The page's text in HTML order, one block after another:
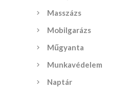
Masszázs
Mobilgarázs
Műgyanta
Munkavédelem
Naptár